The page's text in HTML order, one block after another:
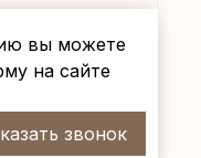
вы можете
на сайте
звонок